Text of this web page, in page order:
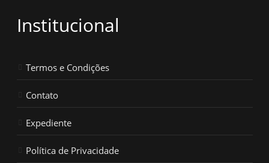
Institucional
Termos e Condições
Contato
Expediente
Política de Privacidade